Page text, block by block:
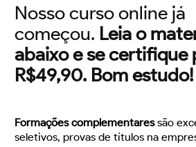
Nosso curso online já
começou. Leia o
abaixo e se certifique
R$49,90. Bom estudo!
Formações complementaressão
seletivos, provas de títulos na